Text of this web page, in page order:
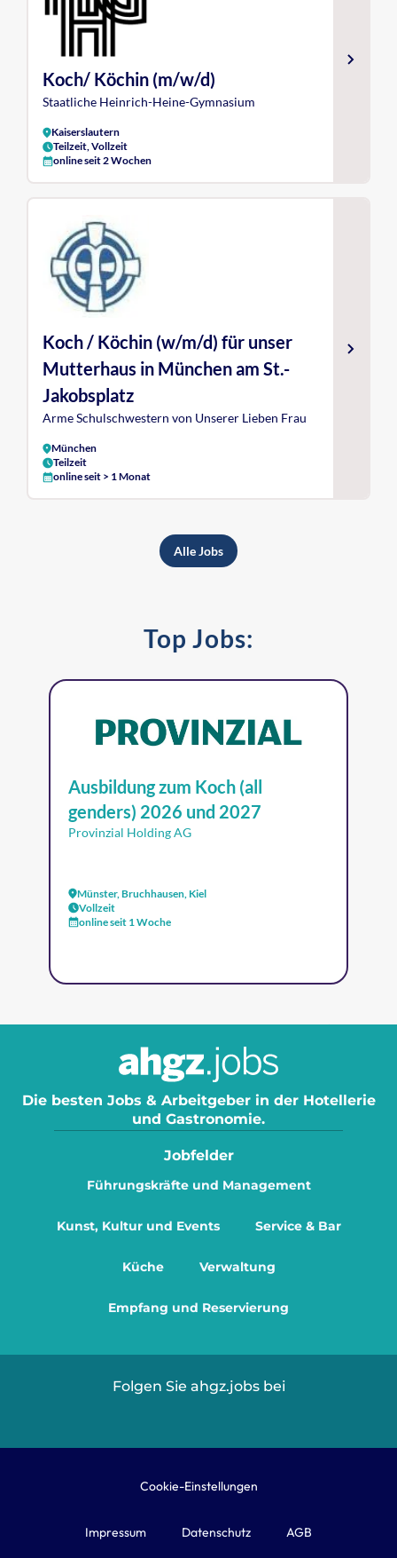
Koch/ Köchin (m/w/d)
Staatliche Heinrich-Heine-Gymnasium
Kaiserslautern
Teilzeit, Vollzeit
online seit 2 Wochen
Koch / Köchin (w/m/d) für unser
Mutterhaus in München am St.-
Jakobsplatz
Arme Schulschwestern von Unserer Lieben Frau
München
Teilzeit
online seit > 1 Monat
Alle Jobs
Top Jobs:
Ausbildung zum Koch (all
genders) 2026 und 2027
Provinzial Holding AG
Münster, Bruchhausen, Kiel
Vollzeit
online seit 1 Woche
Die besten Jobs & Arbeitgeber in der Hotellerie
und Gastronomie.
Jobfelder
Führungskräfte und Management
Kunst, Kultur und Events Service & Bar
Küche Verwaltung
Empfang und Reservierung
Folgen Sie ahgz.jobs bei
Cookie-Einstellungen
Impressum Datenschutz AGB